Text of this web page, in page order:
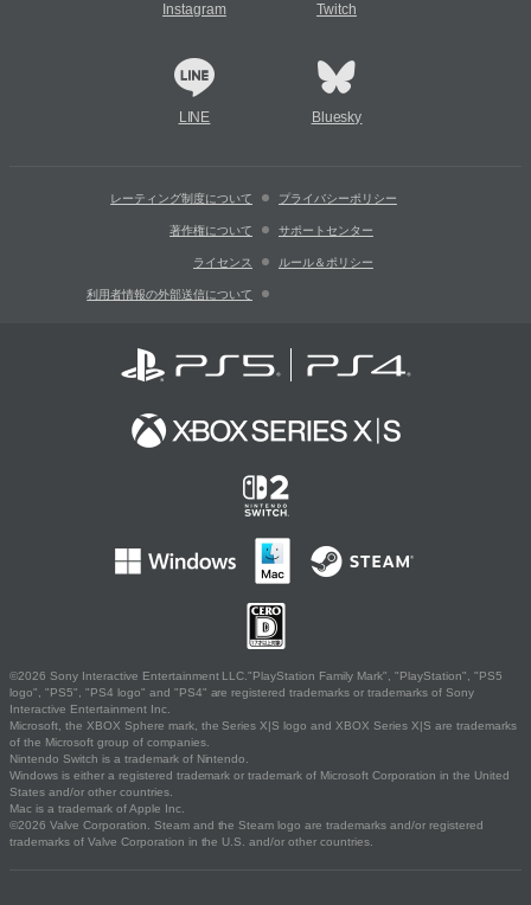
Instagram Twitch
LINE Bluesky
レーティング制度について プライバシーポリシー
著作権について サポートセンター
ライセンス ルール＆ポリシー
利用者情報の外部送信について
©2026 Sony Interactive Entertainment LLC."PlayStation Family Mark", "PlayStation", "PS5
logo", "PS5", "PS4 logo" and "PS4" are registered trademarks or trademarks of Sony
Interactive Entertainment Inc.
Microsoft, the XBOX Sphere mark, the Series X|S logo and XBOX Series X|S are trademarks
of the Microsoft group of companies.
Nintendo Switch is a trademark of Nintendo.
Windows is either a registered trademark or trademark of Microsoft Corporation in the United
States and/or other countries.
Mac is a trademark of Apple Inc.
©2026 Valve Corporation. Steam and the Steam logo are trademarks and/or registered
trademarks of Valve Corporation in the U.S. and/or other countries.